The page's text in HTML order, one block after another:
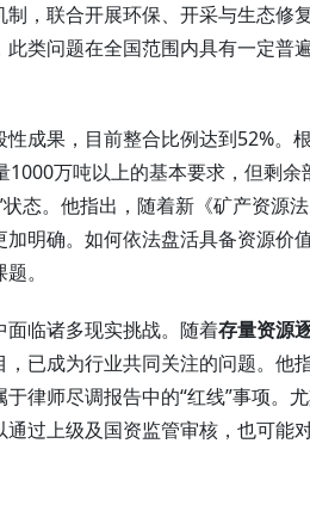
，联合开展环保、开采与生态修复
类问题在全国范围内具有一定普
性成果，目前整合比例达到52%。根
万吨以上的基本要求，但剩余
态。他指出，随着新《矿产资源法
明确。如何依法盘活具备资源价
。
临诸多现实挑战。随着存量资源
已成为行业共同关注的问题。他
律师尽调报告中的“红线”事项。
过上级及国资监管审核，也可能